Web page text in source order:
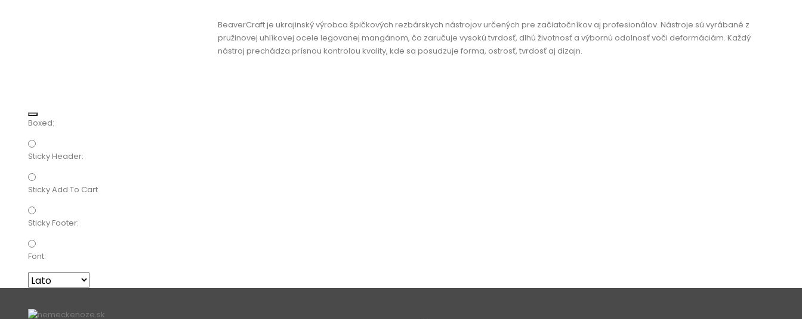
BeaverCraft je ukrajinský výrobca špičkových rezbárskych nástrojov určených pre začiatočníkov aj profesionálov. Nástroje sú vyrábané z
pružinovej uhlíkovej ocele legovanej mangánom, čo zaručuje vysokú tvrdosť, dlhú životnosť a výbornú odolnosť voči deformáciám. Každý
nástroj prechádza prísnou kontrolou kvality, kde sa posudzuje forma, ostrosť, tvrdosť aj dizajn.
Boxed:
Sticky Header:
Sticky Add To Cart
Sticky Footer:
Font: